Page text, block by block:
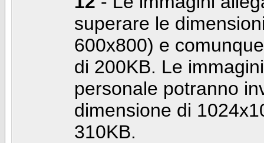
superare le
600x800) e
di 200KB. Le
personale potranno
dimensione di
310KB.